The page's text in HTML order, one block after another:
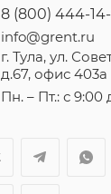
8 (800) 444-
info@grent.ru
г. Тула, ул.
д.67, офис 403а
Пн. – Пт.: с 9:00